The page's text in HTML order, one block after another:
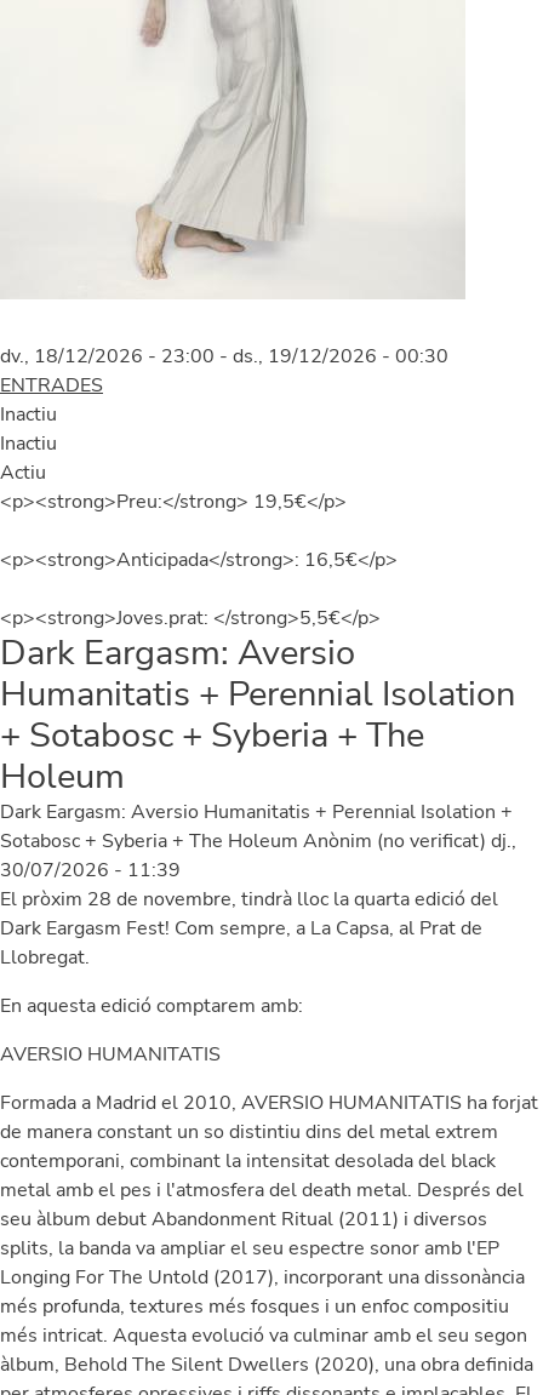
dv., 18/12/2026 - 23:00 - ds., 19/12/2026 - 00:30
ENTRADES
Inactiu
Inactiu
Actiu
<p><strong>Preu:</strong> 19,5€</p>
<p><strong>Anticipada</strong>: 16,5€</p>
<p><strong>Joves.prat: </strong>5,5€</p>
Dark Eargasm: Aversio
Humanitatis + Perennial Isolation
+ Sotabosc + Syberia + The
Holeum
Dark Eargasm: Aversio Humanitatis + Perennial Isolation +
Sotabosc + Syberia + The Holeum Anònim (no verificat) dj.,
30/07/2026 - 11:39
El pròxim 28 de novembre, tindrà lloc la quarta edició del
Dark Eargasm Fest! Com sempre, a La Capsa, al Prat de
Llobregat.
En aquesta edició comptarem amb:
AVERSIO HUMANITATIS
Formada a Madrid el 2010, AVERSIO HUMANITATIS ha forjat
de manera constant un so distintiu dins del metal extrem
contemporani, combinant la intensitat desolada del black
metal amb el pes i l'atmosfera del death metal. Després del
seu àlbum debut Abandonment Ritual (2011) i diversos
splits, la banda va ampliar el seu espectre sonor amb l'EP
Longing For The Untold (2017), incorporant una dissonància
més profunda, textures més fosques i un enfoc compositiu
més intricat. Aquesta evolució va culminar amb el seu segon
àlbum, Behold The Silent Dwellers (2020), una obra definida